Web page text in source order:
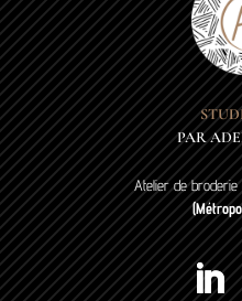
PAR
Atelier de broderie